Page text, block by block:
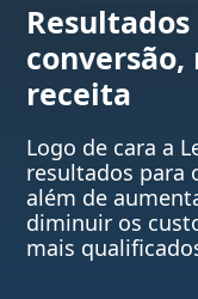
receita
Logo de cara a
resultados para
além de
diminuir os
mais